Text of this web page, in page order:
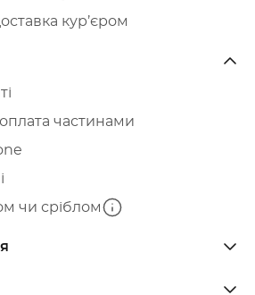
кур’єром
частинами
чи сріблом